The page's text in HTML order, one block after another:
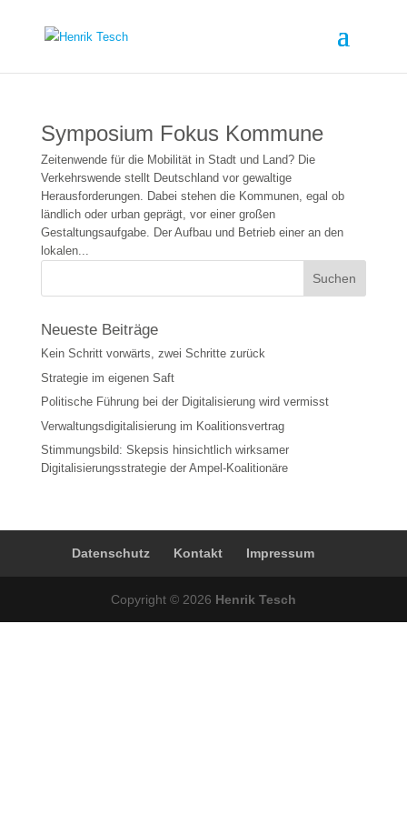
Symposium Fokus Kommune
Zeitenwende für die Mobilität in Stadt und Land? Die
Verkehrswende stellt Deutschland vor gewaltige
Herausforderungen. Dabei stehen die Kommunen, egal ob
ländlich oder urban geprägt, vor einer großen
Gestaltungsaufgabe. Der Aufbau und Betrieb einer an den
lokalen...
Neueste Beiträge
Kein Schritt vorwärts, zwei Schritte zurück
Strategie im eigenen Saft
Politische Führung bei der Digitalisierung wird vermisst
Verwaltungsdigitalisierung im Koalitionsvertrag
Stimmungsbild: Skepsis hinsichtlich wirksamer
Digitalisierungsstrategie der Ampel-Koalitionäre
Datenschutz Kontakt Impressum
Copyright © 2026 Henrik Tesch